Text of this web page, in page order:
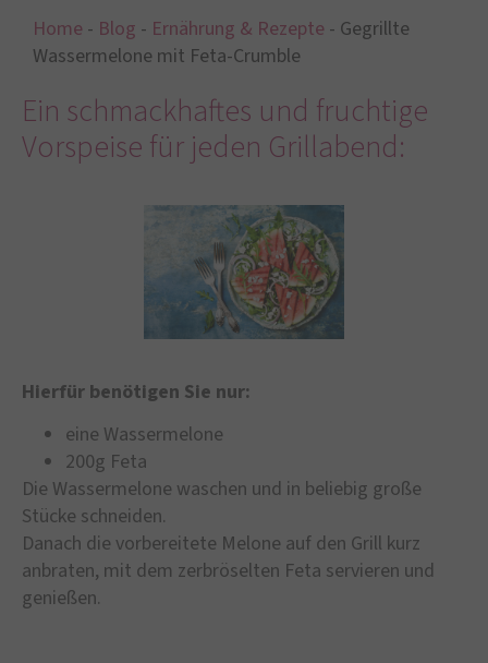
Home - Blog - Ernährung & Rezepte - Gegrillte
Wassermelone mit Feta-Crumble
Ein schmackhaftes und fruchtige
Vorspeise für jeden Grillabend:
Hierfür benötigen Sie nur:
eine Wassermelone
200g Feta
Die Wassermelone waschen und in beliebig große
Stücke schneiden.
Danach die vorbereitete Melone auf den Grill kurz
anbraten, mit dem zerbröselten Feta servieren und
genießen.